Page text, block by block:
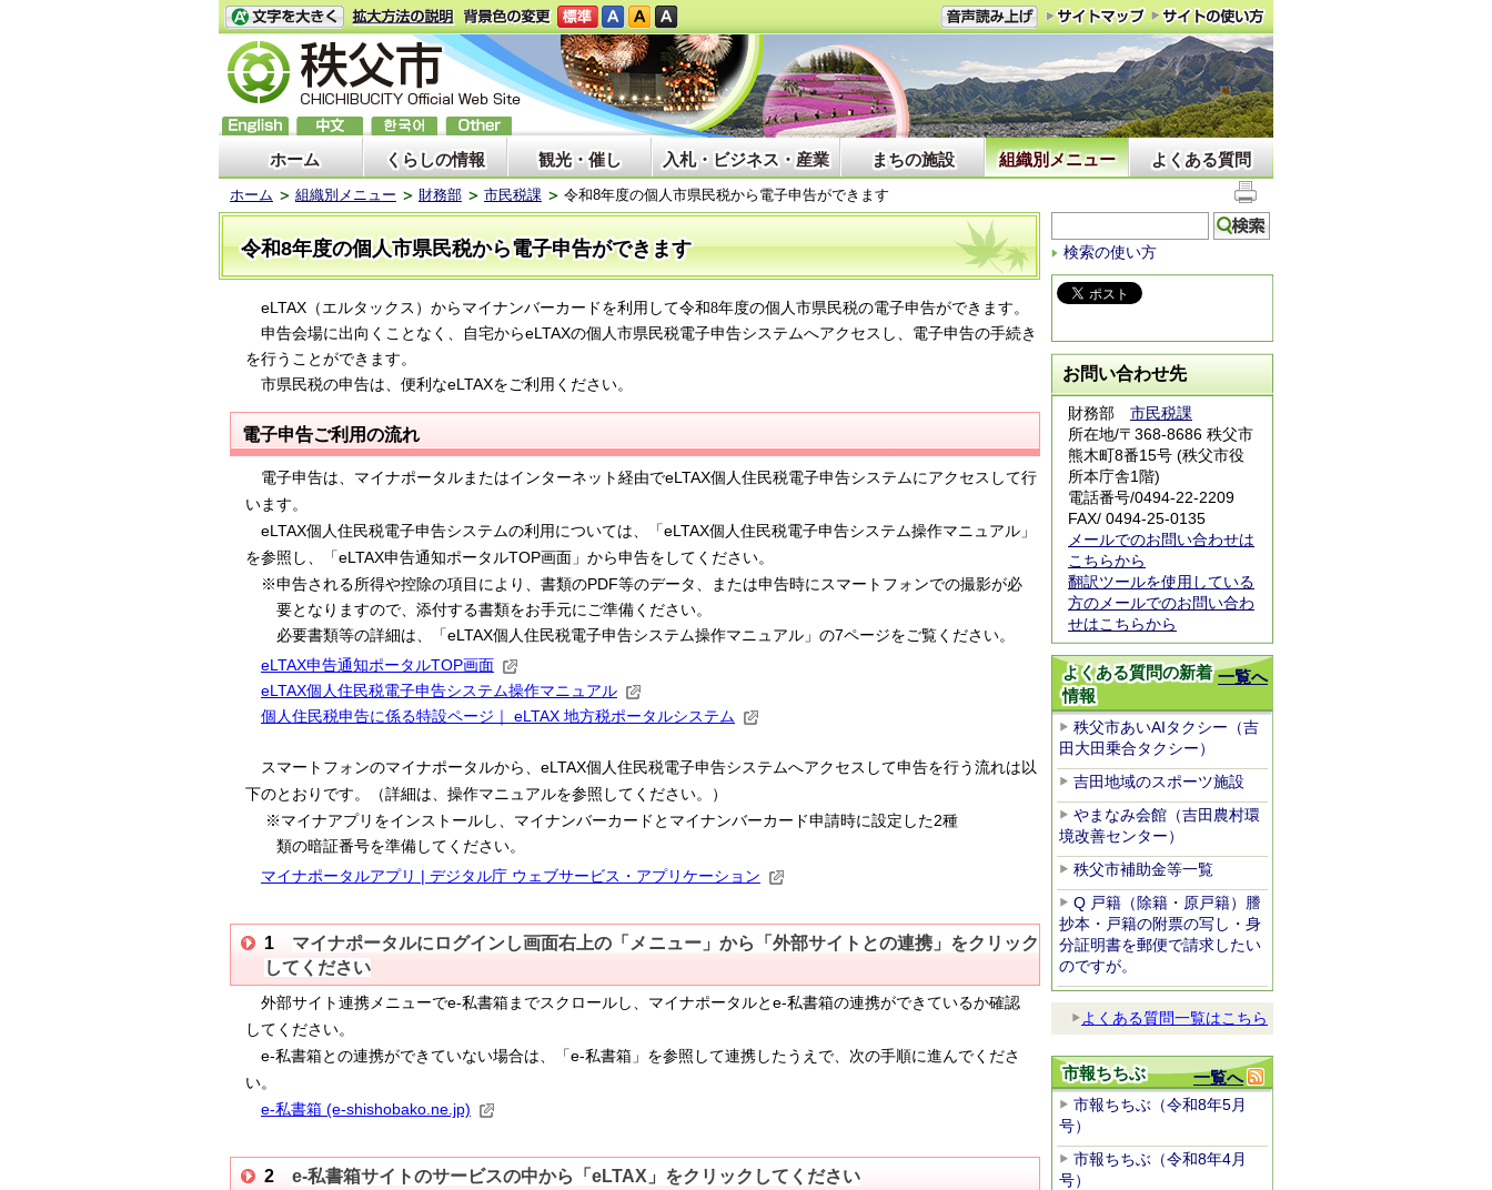
ホーム くらしの情報 観光・催し 入札・ビジネス・産業 まちの施設 組織別メニュー よくある質問
ホーム 組織別メニュー 財務部 市民税課 令和8年度の個人市県民税から電子申告ができます
令和8年度の個人市県民税から電子申告ができます
eLTAX （エルタックス）からマイナンバーカードを利用して令和8年度の個人市県民税の電子申告ができます。
申告会場に出向くことなく、自宅からeLTAXの個人市県民税電子申告システムへアクセスし、電子申告の手続き
を行うことができます。
市県民税の申告は、便利なeLTAXをご利用ください。
電子申告ご利用の流れ
電子申告は、マイナポータルまたはインターネット経由でeLTAX個人住民税電子申告システムにアクセスして行
います。
eLTAX個人住民税電子申告システムの利用については、「 eLTAX個人住民税電子申告システム操作マニュアル」
を参照し、「 eLTAX申告通知ポータルTOP画面」から申告をしてください。
※申告される所得や控除の項目により、書類のPDF等のデータ、または申告時にスマートフォンでの撮影が必
要となりますので、添付する書類をお手元にご準備ください。
必要書類等の詳細は、「eLTAX個人住民税電子申告システム操作マニュアル」の7ページをご覧ください。
eLTAX申告通知ポータルTOP画面
eLTAX個人住民税電子申告システム操作マニュアル
個人住民税申告に係る特設ページ ｜ eLTAX 地方税ポータルシステム
スマートフォンのマイナポータルから、 eLTAX個人住民税電子申告システムへアクセスして申告を行う流れは以
下のとおりです。（詳細は、操作マニュアルを参照してください。）
※マイナアプリをインストールし、マイナンバーカードとマイナンバーカード申請時に設定した2種
類の暗証番号を準備してください。
マイナポータルアプリ | デジタル庁 ウェブサービス・アプリケーション
1 マイナポータルにログインし画面右上の「メニュー」から「外部サイトとの連携」をクリック
してください
外部サイト連携メニューでe-私書箱までスクロールし、マイナポータルとe-私書箱の連携ができているか確認
してください。
e-私書箱との連携ができていない場合は、「 e-私書箱」を参照して連携したうえで、次の手順に進んでくださ
い。
e-私書箱 (e-shishobako.ne.jp)
2 e-私書箱サイトのサービスの中から「eLTAX」をクリックしてください
検索の使い方
お問い合わせ先
財務部 市民税課
所在地/〒368-8686 秩父市
熊木町8番15号 (秩父市役
所本庁舎1階)
電話番号/0494-22-2209
FAX/ 0494-25-0135
メールでのお問い合わせは
こちらから
翻訳ツールを使用している
方のメールでのお問い合わ
せはこちらから
一覧へ
よくある質問の新着
情報
秩父市あいAIタクシー（吉
田大田乗合タクシー）
吉田地域のスポーツ施設
やまなみ会館（吉田農村環
境改善センター）
秩父市補助金等一覧
Q 戸籍（除籍・原戸籍）謄
抄本・戸籍の附票の写し・身
分証明書を郵便で請求したい
のですが。
よくある質問一覧はこちら
一覧へ
市報ちちぶ
市報ちちぶ（令和8年5月
号）
市報ちちぶ（令和8年4月
号）